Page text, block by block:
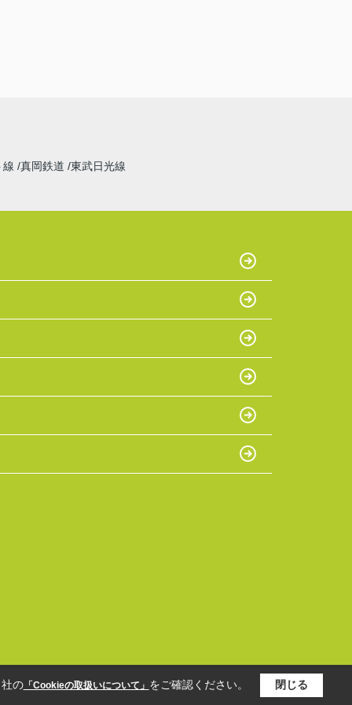
線 真岡鉄道 東武日光線
の「Cookieの取扱いについて」 をご確認ください。 閉じる